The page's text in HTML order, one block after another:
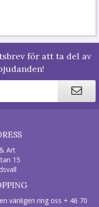
för att ta del av
Art
15
vänligen ring oss + 46 70